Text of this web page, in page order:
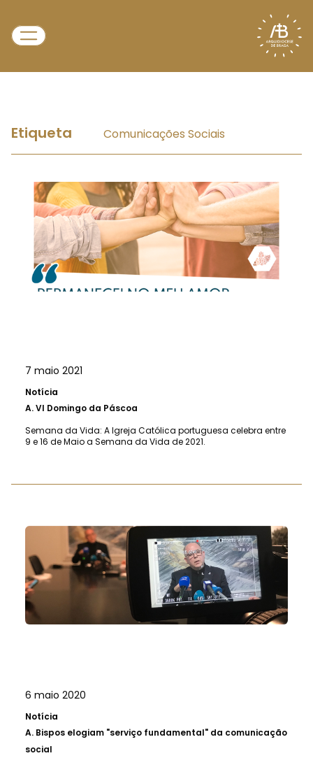
Etiqueta Comunicações Sociais
7 maio 2021
Notícia
A.VI Domingo da Páscoa
Semana da Vida: A Igreja Católica portuguesa celebra entre
9 e 16 de Maio a Semana da Vida de 2021.
6 maio 2020
Notícia
A. Bispos elogiam "serviço fundamental" da comunicação
social